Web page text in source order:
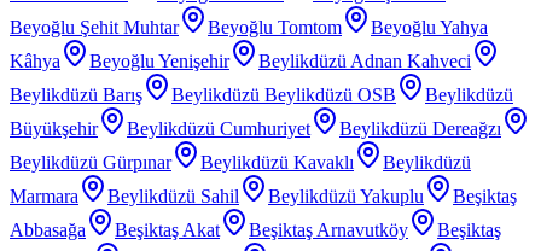
Beyoğlu Şehit Muhtar
Beyoğlu Tomtom
Beyoğlu Yahya
Kâhya
Beyoğlu Yenişehir
Beylikdüzü Adnan Kahveci
Beylikdüzü Barış
Beylikdüzü Beylikdüzü OSB
Beylikdüzü
Büyükşehir
Beylikdüzü Cumhuriyet
Beylikdüzü Dereağzı
Beylikdüzü Gürpınar
Beylikdüzü Kavaklı
Beylikdüzü
Marmara
Beylikdüzü Sahil Beylikdüzü Yakuplu
Beşiktaş
Abbasağa
Beşiktaş Akat Beşiktaş Arnavutköy
Beşiktaş